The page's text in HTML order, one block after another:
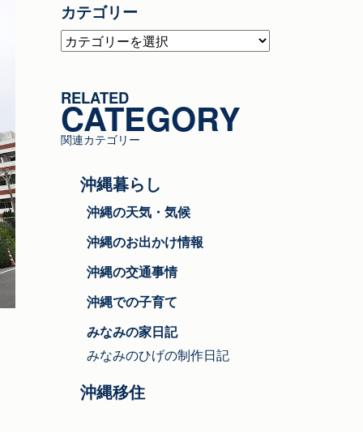
カテゴリー
カ
テ
リ
ー
RELATED
CATEGORY
関連カテゴリー
沖縄暮らし
沖縄の天気・気候
沖縄のお出かけ情報
沖縄の交通事情
沖縄での子育て
みなみの家日記
みなみのひげの制作日記
沖縄移住